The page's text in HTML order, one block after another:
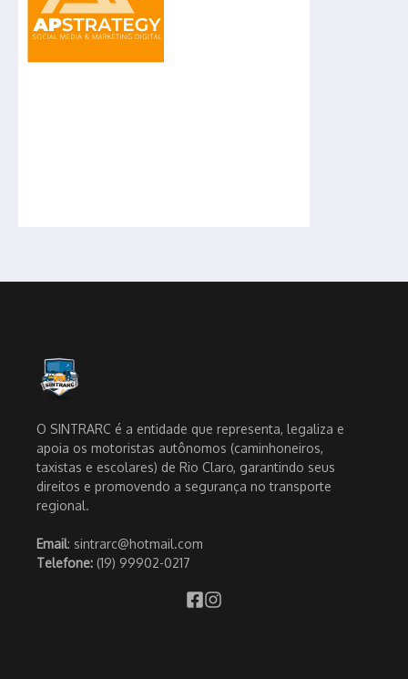
O SINTRARC é a entidade que representa, legaliza e
apoia os motoristas autônomos (caminhoneiros,
taxistas e escolares) de Rio Claro, garantindo seus
direitos e promovendo a segurança no transporte
regional.
Email: sintrarc@hotmail.com
Telefone: (19) 99902-0217